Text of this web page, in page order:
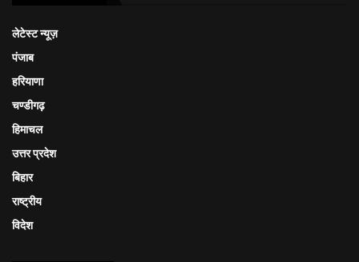
लेटेस्ट न्यूज़
पंजाब
हरियाणा
चण्डीगढ़
हिमाचल
उत्तर प्रदेश
बिहार
राष्ट्रीय
विदेश